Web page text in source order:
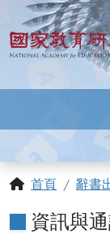
跳到主要內容
:::
國家
首頁
辭書
資訊與